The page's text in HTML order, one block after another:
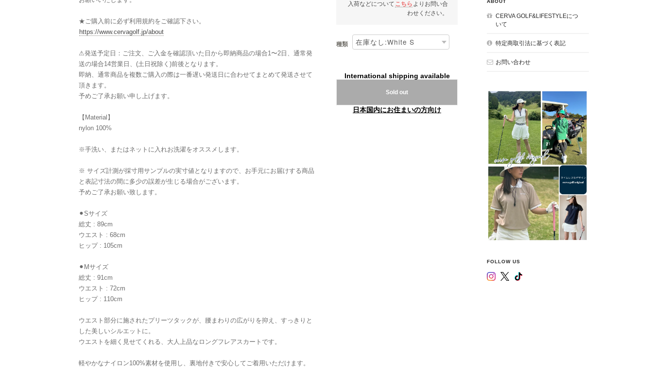
★ご購入前に必ず利用規約をご確認下さい。
https://www.cervagolf.jp/about
⚠︎発送予定日：ご注文、ご入金を確認頂いた日から即納商品の場合1〜2日、通常発
送の場合14営業日、(土日祝除く)前後となります。
即納、通常商品を複数ご購入の際は一番遅い発送日に合わせてまとめて発送させて
頂きます。
予めご了承お願い申し上げます。
【Material】
nylon 100%
※手洗い、またはネットに入れお洗濯をオススメします。
※ サイズ計測が採寸用サンプルの実寸値となりますので、お手元にお届けする商品
と表記寸法の間に多少の誤差が生じる場合がございます。
予めご了承お願い致します。
⚫︎Sサイズ
総丈 : 89cm
ウエスト : 68cm
ヒップ : 105cm
⚫︎Mサイズ
総丈 : 91cm
ウエスト : 72cm
ヒップ : 110cm
ウエスト部分に施されたプリーツタックが、腰まわりの広がりを抑え、すっきりと
した美しいシルエットに。
ウエストを細く見せてくれる、大人上品なロングフレアスカートです。
軽やかなナイロン100%素材を使用し、裏地付きで安心してご着用いただけます。
入荷などについて こちら よりお問い合
わせください。
種類
International shipping available
Sold out
日本国内にお住まいの方向け
ABOUT
CERVA GOLF&LIFESTYLEにつ
いて
特定商取引法に基づく表記
お問い合わせ
FOLLOW US